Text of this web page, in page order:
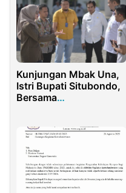
Kunjungan Mbak Una,
Istri Bupati Situbondo,
Bersama
Factory Dukung
Pengembangan
Industri Kosmetik Lokal